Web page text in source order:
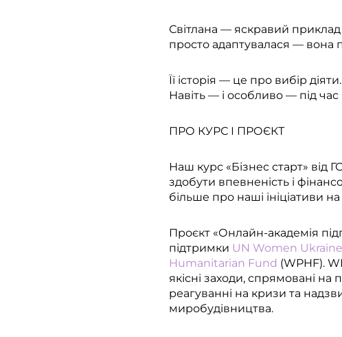
Світлана — яскравий приклад
просто адаптувалася — вона
Її історія — це про вибір
Навіть — і особливо — під час
ПРО КУРС І ПРОЄКТ
Наш курс «Бізнес старт» від
здобути впевненість і
більше про наші ініціативи на
Проєкт «Онлайн-академія
підтримки UN Women
Humanitarian Fund (WPHF).
якісні заходи, спрямовані
реагуванні на кризи та
миробудівництва.